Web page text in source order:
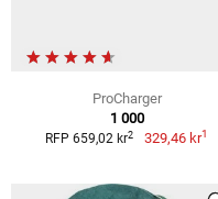
ProCharger
1 000
RFP 659,02 kr2 329,46 kr1